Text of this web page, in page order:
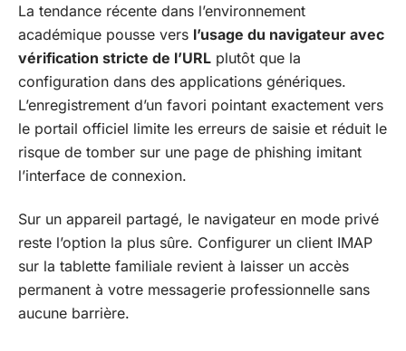
La tendance récente dans l’environnement
académique pousse vers l’usage du navigateur avec
vérification stricte de l’URL plutôt que la
configuration dans des applications génériques.
L’enregistrement d’un favori pointant exactement vers
le portail officiel limite les erreurs de saisie et réduit le
risque de tomber sur une page de phishing imitant
l’interface de connexion.
Sur un appareil partagé, le navigateur en mode privé
reste l’option la plus sûre. Configurer un client IMAP
sur la tablette familiale revient à laisser un accès
permanent à votre messagerie professionnelle sans
aucune barrière.